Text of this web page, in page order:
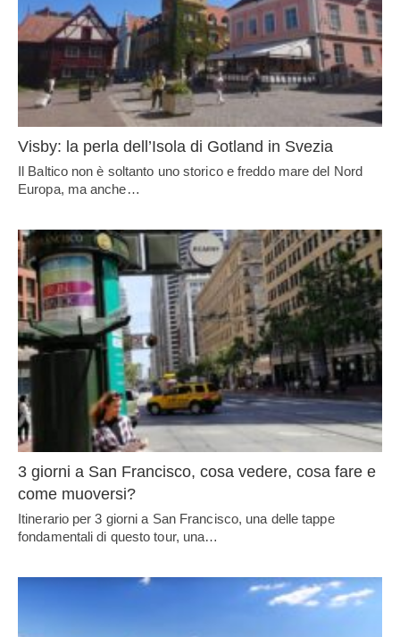
Visby: la perla dell’Isola di Gotland in Svezia
Il Baltico non è soltanto uno storico e freddo mare del Nord
Europa, ma anche…
3 giorni a San Francisco, cosa vedere, cosa fare e
come muoversi?
Itinerario per 3 giorni a San Francisco, una delle tappe
fondamentali di questo tour, una…